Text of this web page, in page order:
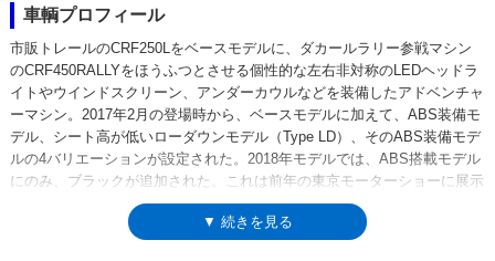
車輌プロフィール
市販トレールのCRF250Lをベースモデルに、ダカールラリー参戦マシン
のCRF450RALLYをほうふつとさせる個性的な左右非対称のLEDヘッドラ
イトやウインドスクリーン、アンダーカウルなどを装備したアドベンチャ
ーマシン。2017年2月の登場時から、ベースモデルに加えて、ABS装備モ
デル、シート高が低いローダウンモデル（Type LD）、そのABS装備モデ
ルの4バリエーションが設定された。2018年モデルでは、ABS搭載モデル
にのみ、ブラックが追加された。これは前年の東京モーターショーに展示
されたもの。2019年モデルでは、カラーチェンジを受けるとともに、
ABSを標準装備に変更した。そのため、2018年まで4つあったバリエーシ
▼ 続きを見る